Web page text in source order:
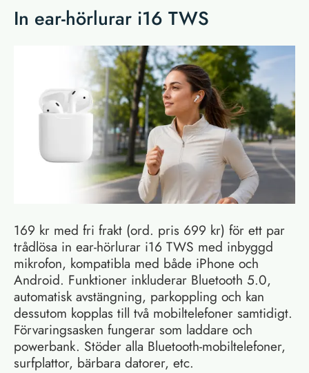
In ear-hörlurar i16 TWS
169 kr med fri frakt (ord. pris 699 kr) för ett par
trådlösa in ear-hörlurar i16 TWS med inbyggd
mikrofon, kompatibla med både iPhone och
Android. Funktioner inkluderar Bluetooth 5.0,
automatisk avstängning, parkoppling och kan
dessutom kopplas till två mobiltelefoner samtidigt.
Förvaringsasken fungerar som laddare och
powerbank. Stöder alla Bluetooth-mobiltelefoner,
surfplattor, bärbara datorer, etc.